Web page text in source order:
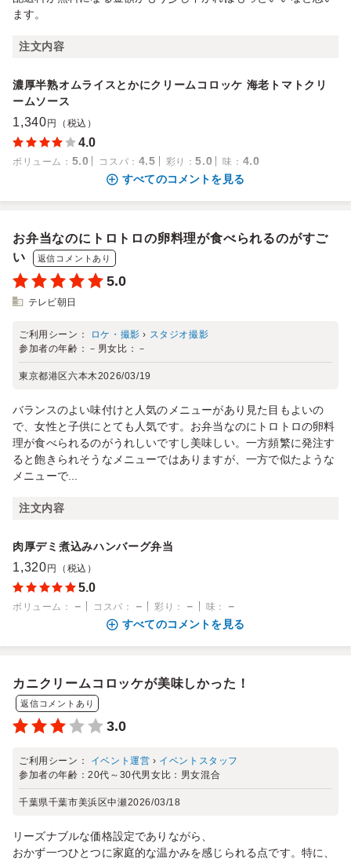
ます。
注文内容
濃厚半熟オムライスとかにクリームコロッケ 海老トマトクリ
ームソース
1,340 円（税込）
4.0
ボリューム ： 5.0 コスパ ： 4.5 彩り ：5.0 味 ： 4.0
すべてのコメントを見る
お弁当なのにトロトロの卵料理が食べられるのがすご
い
返信コメントあり
5.0
テレビ朝日
ご利用シーン： ロケ・撮影 › スタジオ撮影
参加者の年齢： － 男女比： －
東京都港区六本木2026/03/19
バランスのよい味付けと人気のメニューがあり見た目もよいの
で、女性と子供にとても人気です。お弁当なのにトロトロの卵料
理が食べられるのがうれしいですし美味しい。一方頻繁に発注す
ると飽きられそうなメニューではありますが、一方で似たような
メニューで...
注文内容
肉厚デミ煮込みハンバーグ弁当
1,320 円（税込）
5.0
ボリューム ： － コスパ ： － 彩り ： － 味 ：
－
すべてのコメントを見る
カニクリームコロッケが美味しかった！
返信コメントあり
3.0
ご利用シーン： イベント運営 › イベントスタッフ
参加者の年齢：20代～30代男女比： 男女混合
千葉県千葉市美浜区中瀬2026/03/18
リーズナブルな価格設定でありながら、
おかず一つひとつに家庭的な温かみを感じられる点です。特に、